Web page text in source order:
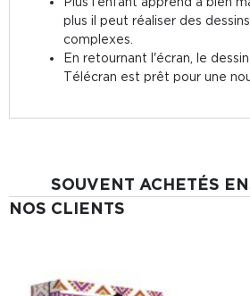
plus il peut réaliser des
complexes.
En retournant l'écran, le
Télécran est prêt pour une
SOUVENT ACHETÉS
NOS CLIENTS